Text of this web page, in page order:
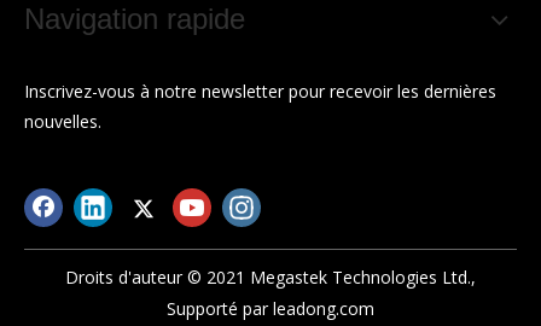
Navigation rapide
Inscrivez-vous à notre newsletter pour recevoir les dernières
nouvelles.
Droits d'auteur © 2021 Megastek Technologies Ltd.,
Supporté parleadong.com